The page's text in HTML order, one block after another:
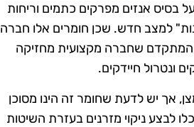
בסיס אנזים מפרקים כתמים וריחות
למצב חדש. שכן חומרים אלו חברה
המתקדם שחברה מקצועית מחזיקה
ונטרול חיידקים.
אך יש לדעת שחומר זה הינו מסוכן
לבצע ניקוי מזרנים בעזרת השיטות